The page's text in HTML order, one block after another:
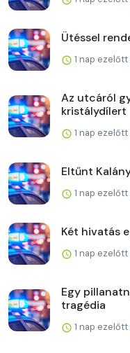
Ütéssel
1 nap ezelőtt
Az utcáról
kristálydílert
1 nap ezelőtt
Eltűnt
1 nap ezelőtt
Két hivatás
1 nap ezelőtt
Egy
tragédia
1 nap ezelőtt